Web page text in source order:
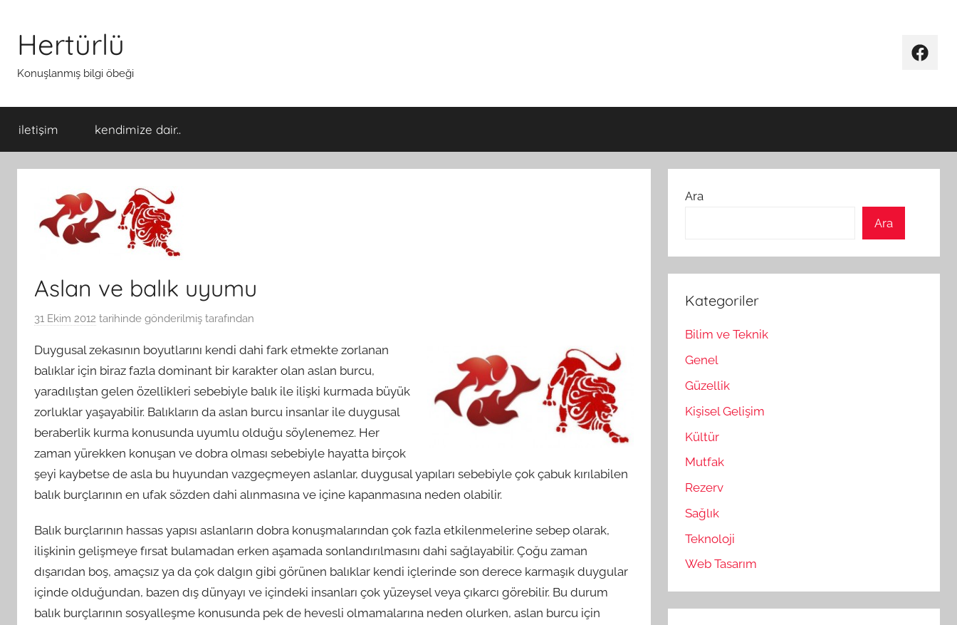
Hertürlü
Konuşlanmış bilgi öbeği
iletişim kendimize dair..
Aslan ve balık uyumu
31 Ekim 2012 tarihinde gönderilmiş tarafından
Duygusal zekasının boyutlarını kendi dahi fark etmekte zorlanan
balıklar için biraz fazla dominant bir karakter olan aslan burcu,
yaradılıştan gelen özellikleri sebebiyle balık ile ilişki kurmada büyük
zorluklar yaşayabilir. Balıkların da aslan burcu insanlar ile duygusal
beraberlik kurma konusunda uyumlu olduğu söylenemez. Her
zaman yürekken konuşan ve dobra olması sebebiyle hayatta birçok
şeyi kaybetse de asla bu huyundan vazgeçmeyen aslanlar, duygusal yapıları sebebiyle çok çabuk kırılabilen
balık burçlarının en ufak sözden dahi alınmasına ve içine kapanmasına neden olabilir.
Balık burçlarının hassas yapısı aslanların dobra konuşmalarından çok fazla etkilenmelerine sebep olarak,
ilişkinin gelişmeye fırsat bulamadan erken aşamada sonlandırılmasını dahi sağlayabilir. Çoğu zaman
dışarıdan boş, amaçsız ya da çok dalgın gibi görünen balıklar kendi içlerinde son derece karmaşık duygular
içinde olduğundan, bazen dış dünyayı ve içindeki insanları çok yüzeysel veya çıkarcı görebilir. Bu durum
balık burçlarının sosyalleşme konusunda pek de hevesli olmamalarına neden olurken, aslan burcu için
Ara
Ara
Kategoriler
Bilim ve Teknik
Genel
Güzellik
Kişisel Gelişim
Kültür
Mutfak
Rezerv
Sağlık
Teknoloji
Web Tasarım